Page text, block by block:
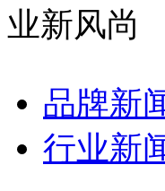
业新风尚
品牌新
行业新